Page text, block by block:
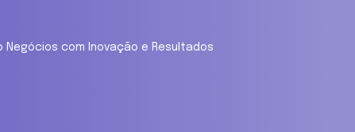
Negócios com Inovação e Resultados